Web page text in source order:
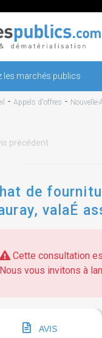
les marchés publics
- Appels d'offres -
précédent
de
valaÉ
Cette consultation
Nous vous invitons à
AVIS